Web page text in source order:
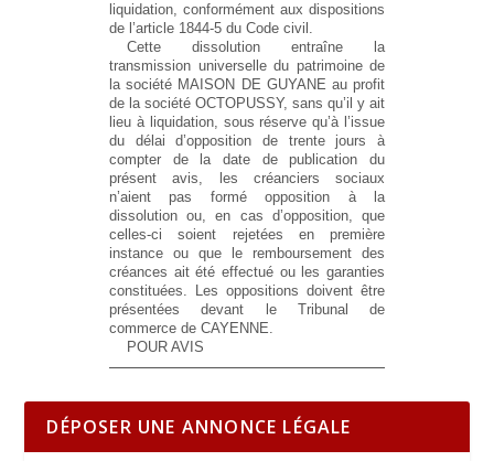
liquidation, conformément aux dispositions
de l’article 1844-5 du Code civil.
Cette dissolution entraîne la
transmission universelle du patrimoine de
la société MAISON DE GUYANE au profit
de la société OCTOPUSSY, sans qu’il y ait
lieu à liquidation, sous réserve qu’à l’issue
du délai d’opposition de trente jours à
compter de la date de publication du
présent avis, les créanciers sociaux
n’aient pas formé opposition à la
dissolution ou, en cas d’opposition, que
celles-ci soient rejetées en première
instance ou que le remboursement des
créances ait été effectué ou les garanties
constituées. Les oppositions doivent être
présentées devant le Tribunal de
commerce de CAYENNE.
POUR AVIS
DÉPOSER UNE ANNONCE LÉGALE